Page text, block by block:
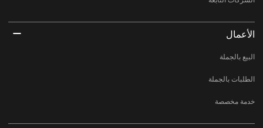
الأعمال
البيع بالجملة
الطلبات بالجملة
خدمة مخصصة